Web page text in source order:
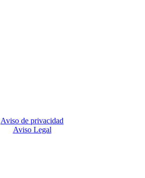
Aviso de privacidad
Aviso Legal